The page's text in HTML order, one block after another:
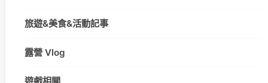
旅遊&美食&活動記事
露營 Vlog